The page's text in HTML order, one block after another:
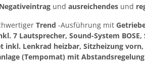
und ausreichendes und
Trend -Ausführung mit
7 Lautsprecher, Sound-System
inkl. Lenkrad heizbar, Sitzheizung
(Tempomat) mit